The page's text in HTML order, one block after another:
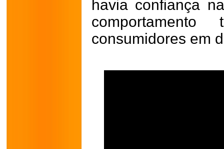
havia confiança
consumidores em